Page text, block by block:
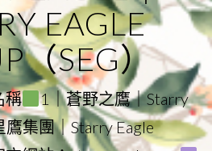
EAGLE
（SEG）
稱
1｜蒼野之鷹｜Starry
鷹集團｜Starry Eagle